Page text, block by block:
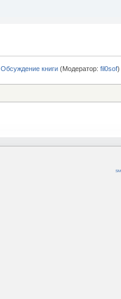
Обсуждение книги(Модератор: fil0sof)